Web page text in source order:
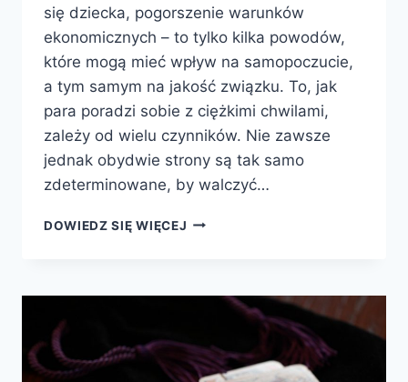
się dziecka, pogorszenie warunków
ekonomicznych – to tylko kilka powodów,
które mogą mieć wpływ na samopoczucie,
a tym samym na jakość związku. To, jak
para poradzi sobie z ciężkimi chwilami,
zależy od wielu czynników. Nie zawsze
jednak obydwie strony są tak samo
zdeterminowane, by walczyć…
DOWIEDZ SIĘ WIĘCEJ PROBLEMY
SZUKAĆ
POMOCY?
SPRAWDZONAWROZKA.PL